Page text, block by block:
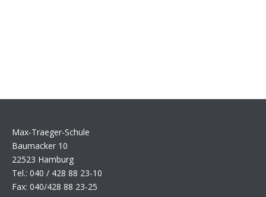
Max-Traeger-Schule
Baumacker 10
22523 Hamburg
Tel.: 040 / 428 88 23-10
Fax: 040/428 88 23-25